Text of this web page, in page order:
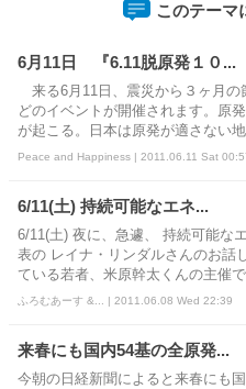
このテーマ
6月11日 『6.11脱原発１０...
来る6月11日、震災から３ヶ月の
どのイベントが開催されます。原
が起こる。日本は原発が適さない
Peace and Happiness | 2011.06.11 Sat
6/11(土) 持続可能なエネ...
6/11(土) 夜に、急遽、 持続可能な
表の レイナ・リンダルさんのお話
ている若者、米原幹太くんの主催で
ふろむあーす &... | 2011.06.08 Wed 22:39
来春にも国内54基の全原発...
今朝の日経新聞によると来春にも